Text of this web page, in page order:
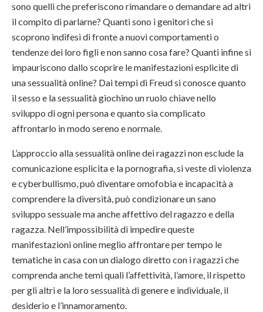
sono quelli che preferiscono rimandare o demandare ad altri
il compito di parlarne? Quanti sono i genitori che si
scoprono indifesi di fronte a nuovi comportamenti o
tendenze dei loro figli e non sanno cosa fare? Quanti infine si
impauriscono dallo scoprire le manifestazioni esplicite di
una sessualità online? Dai tempi di Freud si conosce quanto
il sesso e la sessualità giochino un ruolo chiave nello
sviluppo di ogni persona e quanto sia complicato
affrontarlo in modo sereno e normale.
L’approccio alla sessualità online dei ragazzi non esclude la
comunicazione esplicita e la pornografia, si veste di violenza
e cyberbullismo, può diventare omofobia e incapacità a
comprendere la diversità, può condizionare un sano
sviluppo sessuale ma anche affettivo del ragazzo e della
ragazza. Nell’impossibilità di impedire queste
manifestazioni online meglio affrontare per tempo le
tematiche in casa con un dialogo diretto con i ragazzi che
comprenda anche temi quali l’affettività, l’amore, il rispetto
per gli altri e la loro sessualità di genere e individuale, il
desiderio e l’innamoramento.